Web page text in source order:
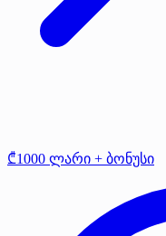
₾1000 ლარი + ბონუსი